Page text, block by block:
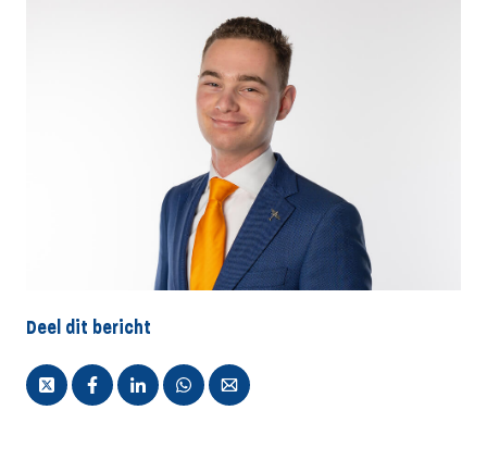
Deel dit bericht